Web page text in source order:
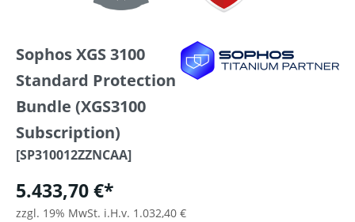
Sophos XGS 3100
Standard Protection
Bundle (XGS3100
Subscription)
[SP310012ZZNCAA]
5.433,70 €*
zzgl. 19% MwSt. i.H.v. 1.032,40 €